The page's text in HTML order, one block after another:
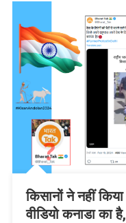
किसानों ने नहीं
वीडियो कनाडा